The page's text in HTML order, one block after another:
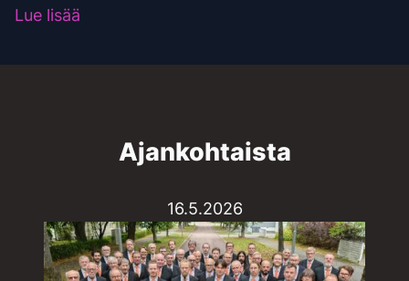
Lue lisää
Ajankohtaista
16.5.2026